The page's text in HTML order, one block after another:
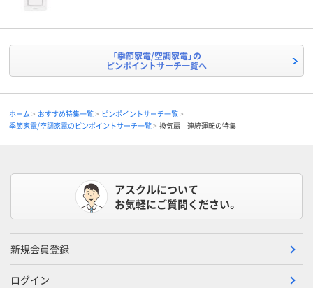
「季節家電/空調家電」の
ピンポイントサーチ一覧へ
ホーム おすすめ特集一覧
ピンポイントサーチ一覧
季節家電/空調家電のピンポイントサーチ一覧
換気扇 連続運転の特集
アスクルについて
お気軽にご質問ください。
新規会員登録
ログイン